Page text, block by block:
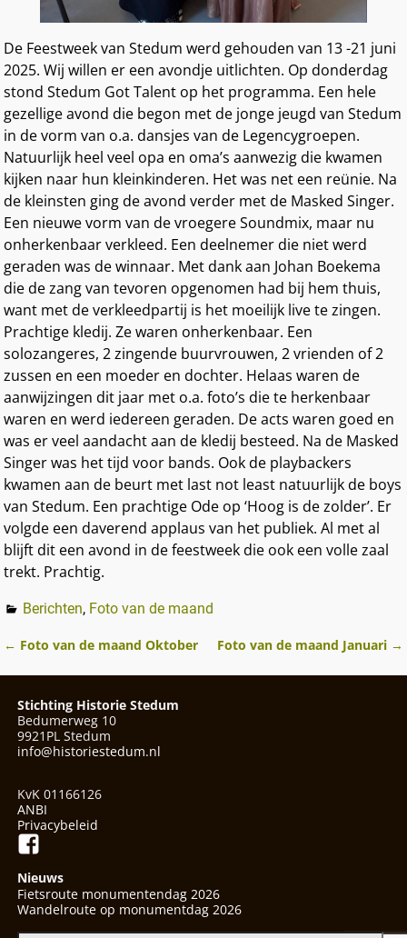
De Feestweek van Stedum werd gehouden van 13 -21 juni
2025. Wij willen er een avondje uitlichten. Op donderdag
stond Stedum Got Talent op het programma. Een hele
gezellige avond die begon met de jonge jeugd van Stedum
in de vorm van o.a. dansjes van de Legencygroepen.
Natuurlijk heel veel opa en oma’s aanwezig die kwamen
kijken naar hun kleinkinderen. Het was net een reünie. Na
de kleinsten ging de avond verder met de Masked Singer.
Een nieuwe vorm van de vroegere Soundmix, maar nu
onherkenbaar verkleed. Een deelnemer die niet werd
geraden was de winnaar. Met dank aan Johan Boekema
die de zang van tevoren opgenomen had bij hem thuis,
want met de verkleedpartij is het moeilijk live te zingen.
Prachtige kledij. Ze waren onherkenbaar. Een
solozangeres, 2 zingende buurvrouwen, 2 vrienden of 2
zussen en een moeder en dochter. Helaas waren de
aanwijzingen dit jaar met o.a. foto’s die te herkenbaar
waren en werd iedereen geraden. De acts waren goed en
was er veel aandacht aan de kledij besteed. Na de Masked
Singer was het tijd voor bands. Ook de playbackers
kwamen aan de beurt met last not least natuurlijk de boys
van Stedum. Een prachtige Ode op ‘Hoog is de zolder’. Er
volgde een daverend applaus van het publiek. Al met al
blijft dit een avond in de feestweek die ook een volle zaal
trekt. Prachtig.
Berichten, Foto van de maand
← Foto van de maand Oktober Foto van de maand Januari →
Stichting Historie Stedum
Bedumerweg 10
9921PL Stedum
info@historiestedum.nl
KvK 01166126
ANBI
Privacybeleid
Nieuws
Fietsroute monumentendag 2026
Wandelroute op monumentdag 2026